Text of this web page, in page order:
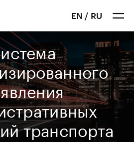
EN / RU
транспорта